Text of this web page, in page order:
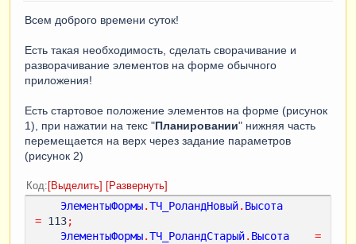
Всем доброго времени суток!
Есть такая необходимость, сделать сворачивание и
разворачивание элементов на форме обычного
приложения!
Есть стартовое положение элементов на форме (рисунок
1), при нажатии на текс "Планировании" нижняя часть
перемещается на верх через задание параметров
(рисунок 2)
Код Выделить Развернуть
ЭлементыФормы.ТЧ_РоландНовый. Высота
= 113;
ЭлементыФормы.ТЧ_РоландСтарый. Высота
=